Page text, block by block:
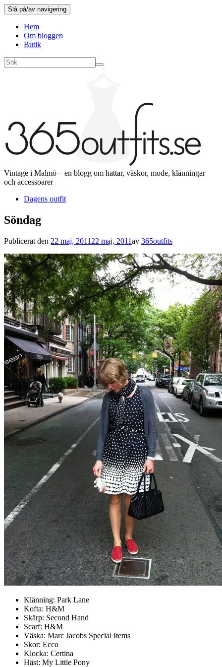
Slå på/av navigering
Hem
Om bloggen
Butik
Vintage i Malmö – en blogg om hattar, väskor, mode, klänningar
och accessoarer
Dagens outfit
Söndag
Publicerat den 22 maj, 2011 22 maj, 2011av 365outfits
Klänning: Park Lane
Kofta: H&M
Skärp: Second Hand
Scarf: H&M
Väska: Marc Jacobs Special Items
Skor: Ecco
Klocka: Certina
Häst: My Little Pony